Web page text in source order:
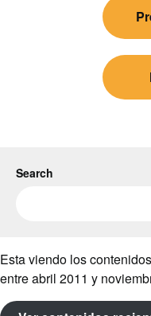
Search
Esta viendo los
entre abril 2011 y